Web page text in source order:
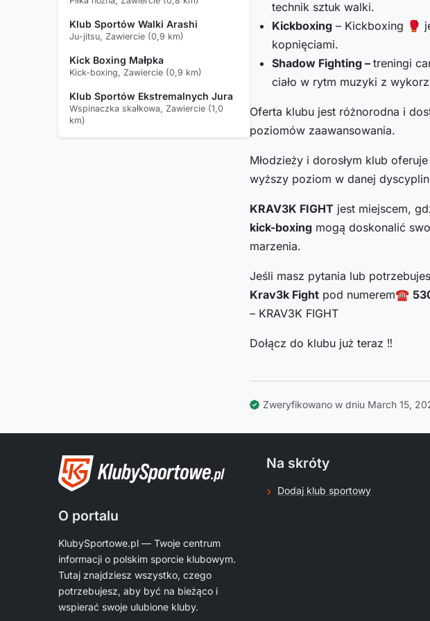
technik sztuk walki.
Kickboxing – Kickboxing 🥊
kopnięciami.
Shadow Fighting – treningi
ciało w rytm muzyki z
Oferta klubu jest różnorodna i
poziomów zaawansowania.
Młodzieży i dorosłym klub
wyższy poziom w danej
KRAV3K FIGHT jest miejscem,
kick-boxing mogą doskonalić
marzenia.
Jeśli masz pytania lub
Krav3k Fight pod numerem☎
– KRAV3K FIGHT
Dołącz do klubu już teraz ‼
Zweryfikowano w dniu March 15,
Klub Sportów Walki Arashi
Ju-jitsu, Zawiercie (0,9 km)
Kick Boxing Małpka
Kick-boxing, Zawiercie (0,9 km)
Klub Sportów Ekstremalnych Jura
Wspinaczka skałkowa, Zawiercie (1,0
km)
O portalu
KlubySportowe.pl — Twoje centrum
informacji o polskim sporcie klubowym.
Tutaj znajdziesz wszystko, czego
potrzebujesz, aby być na bieżąco i
wspierać swoje ulubione kluby.
Na skróty
Dodaj klub sportowy